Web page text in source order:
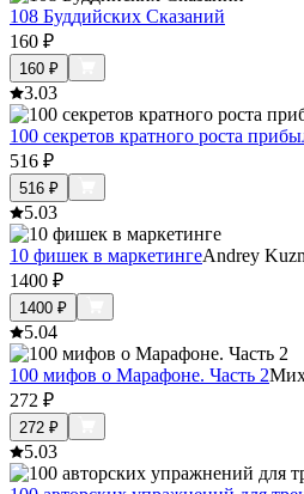
108 Буддийских Сказаний
160 ₽
160 ₽
3.03
100 секретов кратного роста
516 ₽
516 ₽
5.03
10 фишек в маркетингеAndrey
1400 ₽
1400 ₽
5.04
100 мифов о Марафоне. Часть 2
272 ₽
272 ₽
5.03